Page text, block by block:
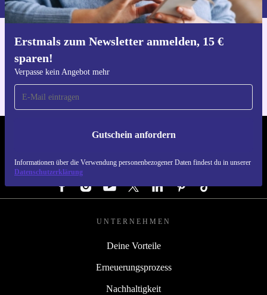
Erstmals zum Newsletter anmelden, 15 €
sparen!
Verpasse kein Angebot mehr
Gutschein anfordern
Informationen über die Verwendung personenbezogener Daten findest du in unserer
Datenschutzerklärung
Hol dir die refurbed-App
REFURBED ÖSTERREICH - RETHINK NEW.
FOLGE UNS
UNTERNEHMEN
Deine Vorteile
Erneuerungsprozess
Nachhaltigkeit